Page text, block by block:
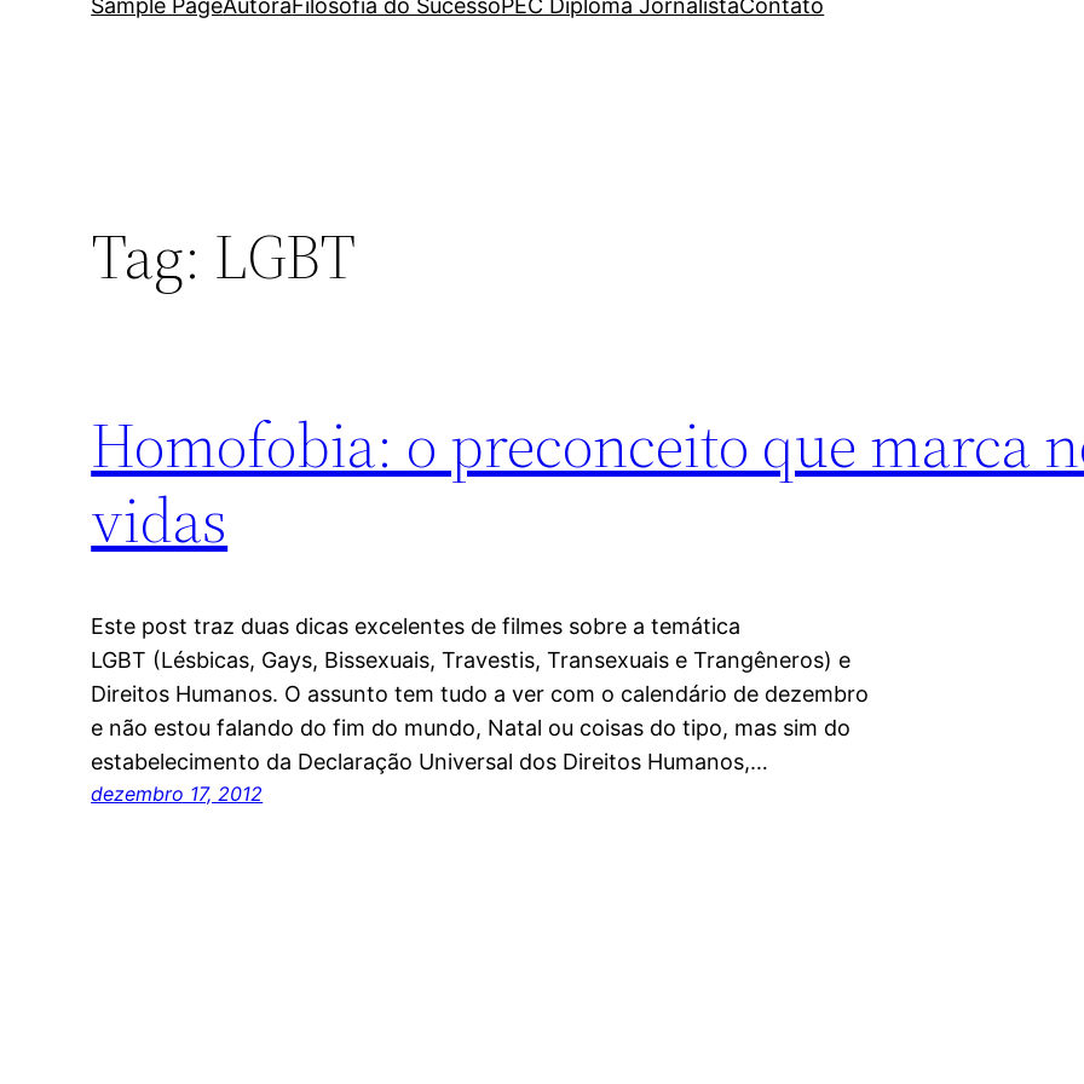
Sample PageAutoraFilosofia do SucessoPEC Diploma JornalistaContato
Tag: LGBT
Homofobia: o preconceito que marca
vidas
Este post traz duas dicas excelentes de filmes sobre a temática
LGBT (Lésbicas, Gays, Bissexuais, Travestis, Transexuais e Trangêneros) e
Direitos Humanos. O assunto tem tudo a ver com o calendário de dezembro
e não estou falando do fim do mundo, Natal ou coisas do tipo, mas sim do
estabelecimento da Declaração Universal dos Direitos Humanos,…
dezembro 17, 2012